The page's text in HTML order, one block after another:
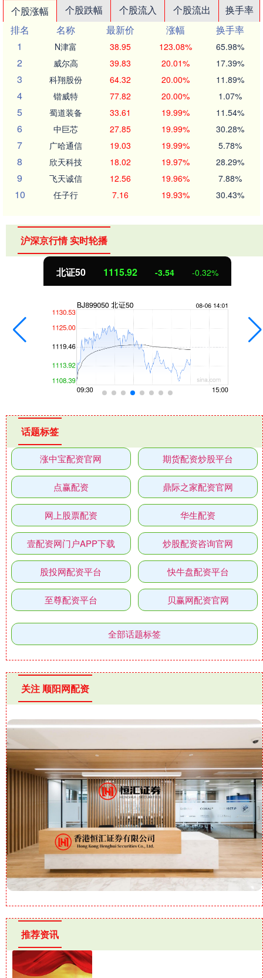
个股涨幅 个股跌幅 个股流入 个股流出
换手率
排名
名称 最新价 涨幅
换手率
1
N津富 38.95 123.08% 65.98%
2 威尔高 39.83 20.01% 17.39%
3 科翔股份 64.32 20.00% 11.89%
4 锴威特 77.82 20.00% 1.07%
5 蜀道装备 33.61 19.99% 11.54%
6 中巨芯 27.85 19.99% 30.28%
7 广哈通信 19.03 19.99% 5.78%
8 欣天科技 18.02 19.97% 28.29%
9 飞天诚信 12.56 19.96% 7.88%
10 任子行 7.16 19.93% 30.43%
沪深京行情 实时轮播
北证50 1115.92 -3.54 -0.32%
话题标签
涨中宝配资官网 期货配资炒股平台
点赢配资 鼎际之家配资官网
网上股票配资 华生配资
壹配资网门户APP下载 炒股配资咨询官网
股投网配资平台 快牛盘配资平台
至尊配资平台 贝赢网配资官网
全部话题标签
关注 顺阳网配资
推荐资讯